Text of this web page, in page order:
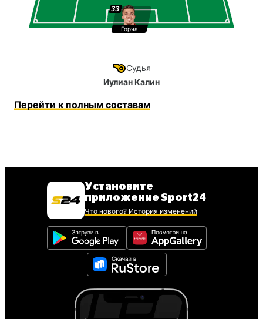
33
Горча
Судья
Иулиан Калин
Перейти к полным составам
Установите
приложение Sport24
Что нового? История изменений